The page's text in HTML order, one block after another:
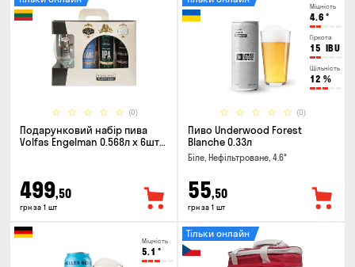
(0)
Подарунковий набір пива
Volfas Engelman 0.568л x 6шт +
499,50
грн за 1 шт
Міцність
4.6 °
Гіркота
15 IBU
Щільність
12 %
(0)
Пиво Underwood Forest
Blanche 0.33л
Біле, Нефільтроване, 4.6°
55,50
грн за 1 шт
Міцність
5.1 °
Тільки онлайн